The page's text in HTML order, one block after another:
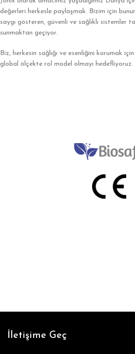
değerleri herkesle paylaşmak. Bizim için
saygı gösteren, güvenli ve sağlıklı sistemler
sunmaktan geçiyor.
Biz, herkesin sağlığı ve esenliğini korumak
global ölçekte rol model olmayı hedefliyoruz.
İletişime Geç